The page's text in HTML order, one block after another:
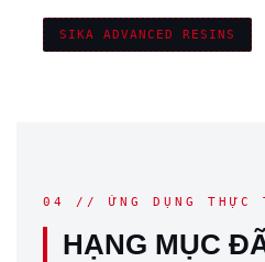
SIKA ADVANCED RESINS
04 // ỨNG DỤNG THỰC
HẠNG MỤC